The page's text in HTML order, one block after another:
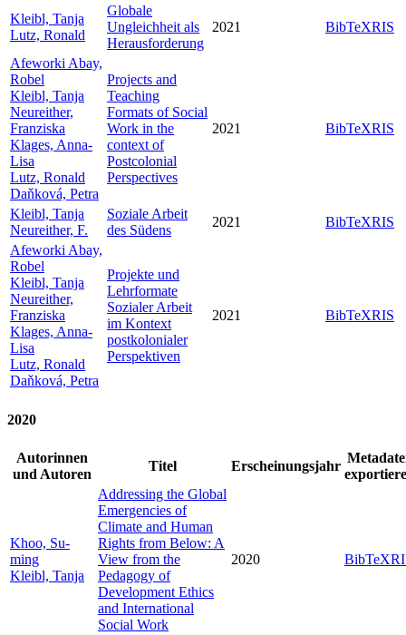
Kleibl, Tanja
Lutz, Ronald
Globale
Ungleichheit als
Herausforderung
2021 BibTeXRIS
Afeworki Abay,
Robel
Kleibl, Tanja
Neureither,
Franziska
Klages, Anna-
Lisa
Lutz, Ronald
Daňková, Petra
Projects and
Teaching
Formats of Social
Work in the
context of
Postcolonial
Perspectives
2021 BibTeXRIS
Kleibl, Tanja
Neureither, F.
Soziale Arbeit
des Südens
2021 BibTeXRIS
Afeworki Abay,
Robel
Kleibl, Tanja
Neureither,
Franziska
Klages, Anna-
Lisa
Lutz, Ronald
Daňková, Petra
Projekte und
Lehrformate
Sozialer Arbeit
im Kontext
postkolonialer
Perspektiven
2021 BibTeXRIS
2020
Autorinnen
und Autoren
Titel Erscheinungsjahr
Khoo, Su-
ming
Kleibl, Tanja
Addressing the Global
Emergencies of
Climate and Human
Rights from Below: A
View from the
Pedagogy of
Development Ethics
and International
Social Work
2020 BibTeX